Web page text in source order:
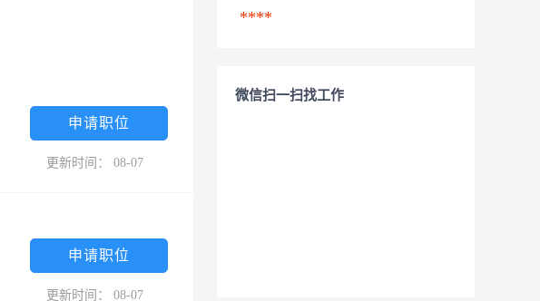
申请职位
更新时间： 08-07
申请职位
更新时间： 08-07
****
微信扫一扫找工作